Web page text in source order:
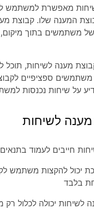
מאפשרת למשתמש
המענה שלו. קבוצת
משתמשים בתוך
מענה לשיחות, תוכל
ספציפיים
על שיחות נכנסות
מענה לשיחות
חייבים לעמוד
יכול להקצות משתמש
בלבד
לשיחות יכולה לכלול